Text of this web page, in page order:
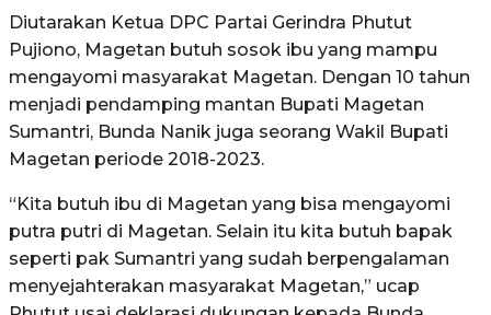
Diutarakan Ketua DPC Partai Gerindra Phutut
Pujiono, Magetan butuh sosok ibu yang mampu
mengayomi masyarakat Magetan. Dengan 10 tahun
menjadi pendamping mantan Bupati Magetan
Sumantri, Bunda Nanik juga seorang Wakil Bupati
Magetan periode 2018-2023.
“Kita butuh ibu di Magetan yang bisa mengayomi
putra putri di Magetan. Selain itu kita butuh bapak
seperti pak Sumantri yang sudah berpengalaman
menyejahterakan masyarakat Magetan,” ucap